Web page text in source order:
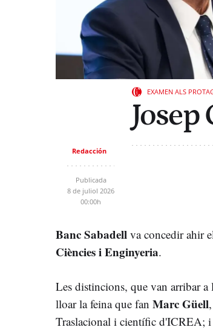
EXAMEN ALS
Josep
Redacción
Publicada
8 de juliol 2026
00:00h
Banc Sabadell va concedir ahir
Ciències i Enginyeria.
Les distincions, que van arribar a
lloar la feina que fan Marc Güell
Traslacional i científic d'ICREA; i